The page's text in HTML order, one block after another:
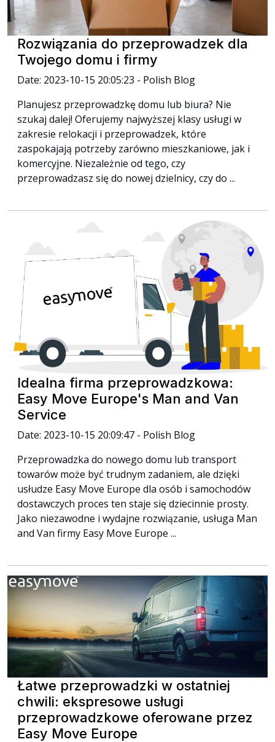
Rozwiązania do przeprowadzek dla
Twojego domu i firmy
Date: 2023-10-15 20:05:23 - Polish Blog
Planujesz przeprowadzkę domu lub biura? Nie
szukaj dalej! Oferujemy najwyższej klasy usługi w
zakresie relokacji i przeprowadzek, które
zaspokajają potrzeby zarówno mieszkaniowe, jak i
komercyjne. Niezależnie od tego, czy
przeprowadzasz się do nowej dzielnicy, czy do ...
Idealna firma przeprowadzkowa:
Easy Move Europe's Man and Van
Service
Date: 2023-10-15 20:09:47 - Polish Blog
Przeprowadzka do nowego domu lub transport
towarów może być trudnym zadaniem, ale dzięki
usłudze Easy Move Europe dla osób i samochodów
dostawczych proces ten staje się dziecinnie prosty.
Jako niezawodne i wydajne rozwiązanie, usługa Man
and Van firmy Easy Move Europe ...
Łatwe przeprowadzki w ostatniej
chwili: ekspresowe usługi
przeprowadzkowe oferowane przez
Easy Move Europe